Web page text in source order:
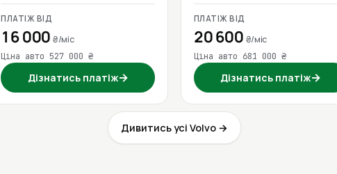
ПЛАТІЖ ВІД
16 000₴/міс
Ціна авто 527 000 ₴
Дізнатись платіж→
ПЛАТІЖ ВІД
20 600 ₴/міс
Ціна авто 681 000 ₴
Дізнатись платіж→
Дивитись усі Volvo →